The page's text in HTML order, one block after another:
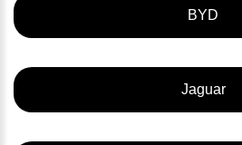
BYD
Jaguar